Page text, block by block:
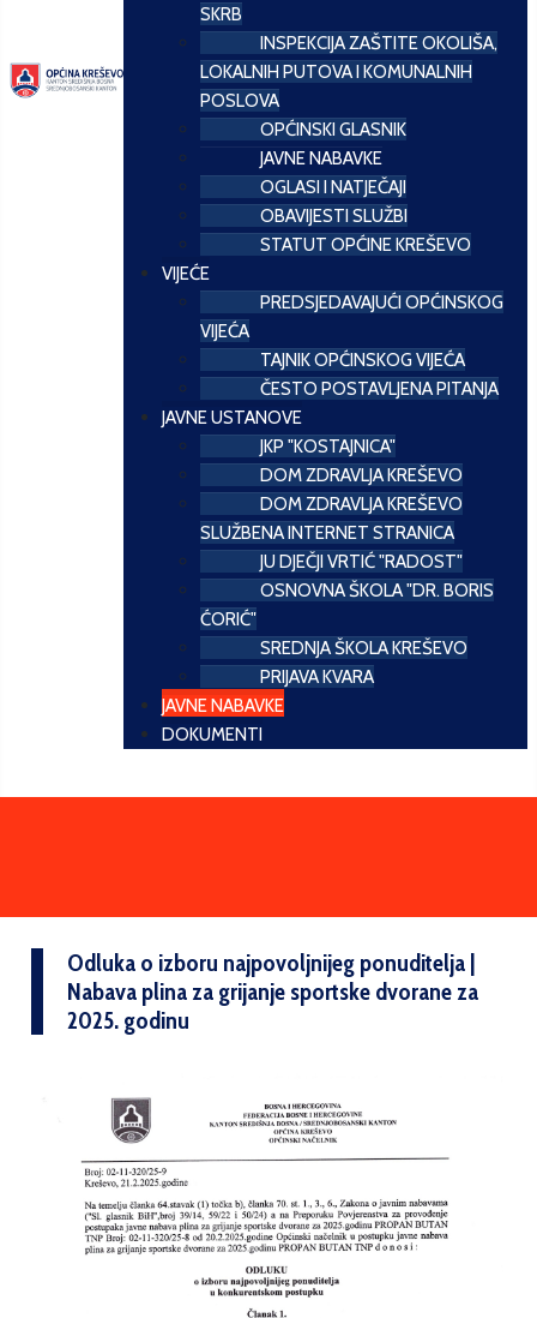
SKRB
INSPEKCIJA ZAŠTITE OKOLIŠA,
LOKALNIH PUTOVA I KOMUNALNIH
POSLOVA
OPĆINSKI GLASNIK
JAVNE NABAVKE
OGLASI I NATJEČAJI
OBAVIJESTI SLUŽBI
STATUT OPĆINE KREŠEVO
VIJEĆE
PREDSJEDAVAJUĆI OPĆINSKOG
VIJEĆA
TAJNIK OPĆINSKOG VIJEĆA
ČESTO POSTAVLJENA PITANJA
JAVNE USTANOVE
JKP "KOSTAJNICA"
DOM ZDRAVLJA KREŠEVO
DOM ZDRAVLJA KREŠEVO
SLUŽBENA INTERNET STRANICA
JU DJEČJI VRTIĆ "RADOST"
OSNOVNA ŠKOLA "DR. BORIS
ĆORIĆ"
SREDNJA ŠKOLA KREŠEVO
PRIJAVA KVARA
JAVNE NABAVKE
DOKUMENTI
Odluka o izboru najpovoljnijeg ponuditelja |
Nabava plina za grijanje sportske dvorane za
2025. godinu